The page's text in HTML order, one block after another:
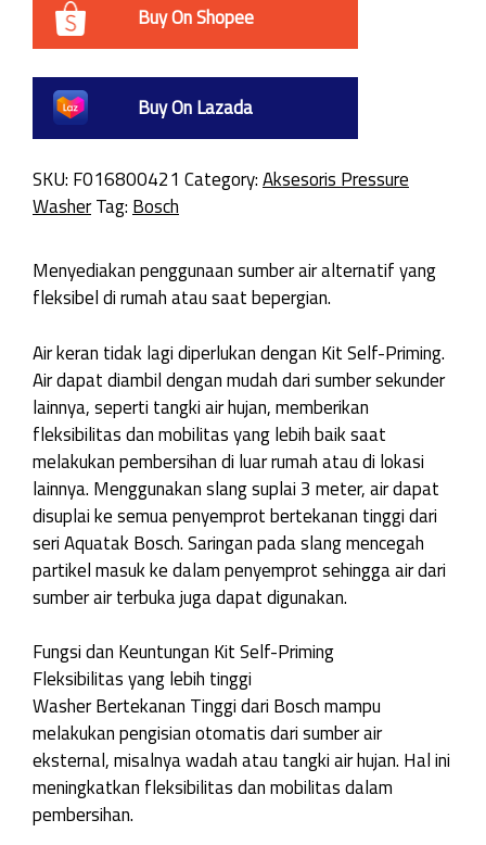
Buy On Shopee
Buy On Lazada
SKU: F016800421 Category:Aksesoris Pressure
WasherTag: Bosch
Menyediakan penggunaan sumber air alternatif yang
fleksibel di rumah atau saat bepergian.
Air keran tidak lagi diperlukan dengan Kit Self-Priming.
Air dapat diambil dengan mudah dari sumber sekunder
lainnya, seperti tangki air hujan, memberikan
fleksibilitas dan mobilitas yang lebih baik saat
melakukan pembersihan di luar rumah atau di lokasi
lainnya. Menggunakan slang suplai 3 meter, air dapat
disuplai ke semua penyemprot bertekanan tinggi dari
seri Aquatak Bosch. Saringan pada slang mencegah
partikel masuk ke dalam penyemprot sehingga air dari
sumber air terbuka juga dapat digunakan.
Fungsi dan Keuntungan Kit Self-Priming
Fleksibilitas yang lebih tinggi
Washer Bertekanan Tinggi dari Bosch mampu
melakukan pengisian otomatis dari sumber air
eksternal, misalnya wadah atau tangki air hujan. Hal ini
meningkatkan fleksibilitas dan mobilitas dalam
pembersihan.